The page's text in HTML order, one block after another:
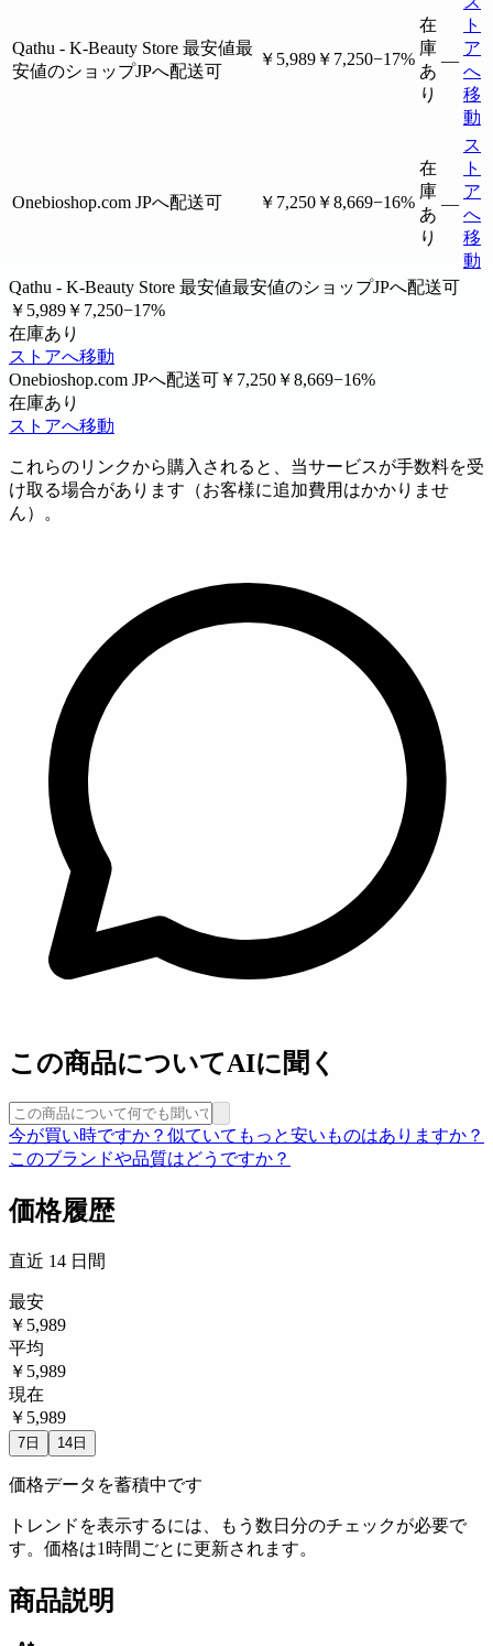
Qathu - K-Beauty Store 最安値最
安値のショップJPへ配送可
￥5,989 ￥7,250−17%
在
庫
あ
り
—
ト
ア
へ
移
動
Onebioshop.com JPへ配送可 ￥7,250 ￥8,669−16%
在
庫
あ
り
—
ス
ト
ア
へ
移
動
Qathu - K-Beauty Store 最安値最安値のショップJPへ配送可
￥5,989 ￥7,250−17%
在庫あり
ストアへ移動
Onebioshop.com JPへ配送可 ￥7,250 ￥8,669−16%
在庫あり
ストアへ移動
これらのリンクから購入されると、当サービスが手数料を受
け取る場合があります（お客様に追加費用はかかりませ
ん）。
この商品についてAIに聞く
今が買い時ですか？ 似ていてもっと安いものはありますか？
このブランドや品質はどうですか？
価格履歴
直近 14 日間
最安
￥5,989
平均
￥5,989
現在
￥5,989
7日 14日
価格データを蓄積中です
トレンドを表示するには、もう数日分のチェックが必要で
す。価格は1時間ごとに更新されます。
商品説明